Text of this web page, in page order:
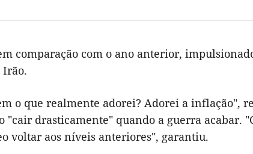
comparação com o ano anterior,
Irão.
o que realmente adorei? Adorei a inflação",
"cair drasticamente" quando a guerra acabar.
voltar aos níveis anteriores", garantiu.